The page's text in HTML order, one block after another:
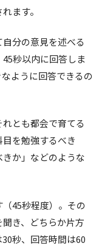
ます。
分の意見を述べる
秒以内に回答しま
ように回答できるの
とも都会で育てる
を勉強するべき
か」などのような
45秒程度）。その
き、どちらか片方
秒、回答時間は60